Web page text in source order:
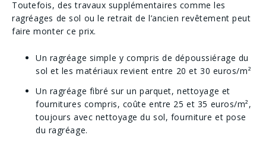
Toutefois, des travaux supplémentaires comme les
ragréages de sol ou le retrait de l’ancien revêtement peut
faire monter ce prix.
Un ragréage simple y compris de dépoussiérage du
sol et les matériaux revient entre 20 et 30 euros/m²
Un ragréage fibré sur un parquet, nettoyage et
fournitures compris, coûte entre 25 et 35 euros/m²,
toujours avec nettoyage du sol, fourniture et pose
du ragréage.